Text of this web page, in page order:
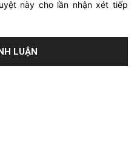
này cho lần nhận xét tiếp